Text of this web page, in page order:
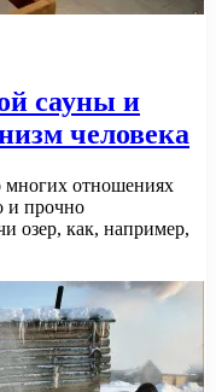
сауны и
человека
многих отношениях
и прочно
озер, как, например,